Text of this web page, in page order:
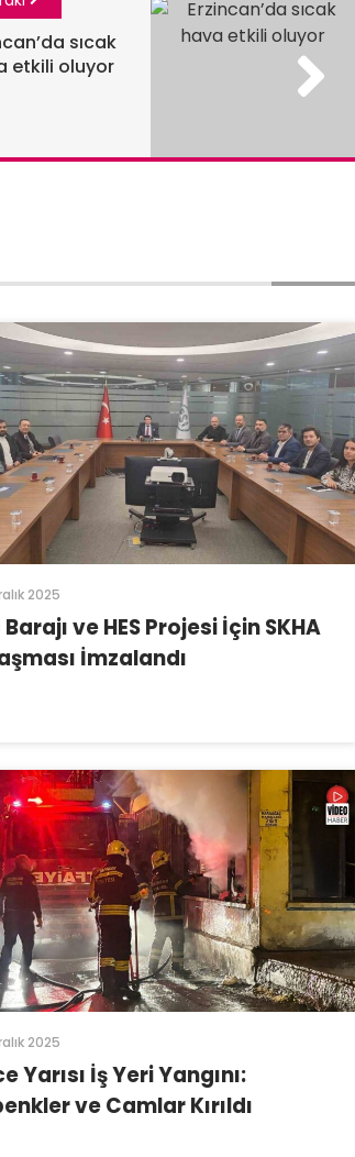
sıcak
etkili oluyor
2025
Barajı ve HES Projesi İçin SKHA
İmzalandı
2025
Yarısı İş Yeri Yangını:
ve Camlar Kırıldı